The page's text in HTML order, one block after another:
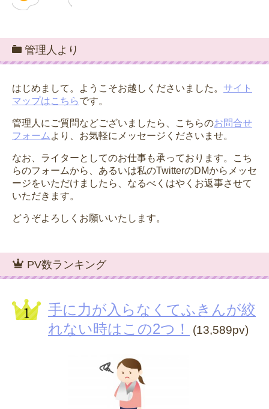
管理人より
はじめまして。ようこそお越しくださいました。 サイト
マップはこちらです。
管理人にご質問などございましたら、こちらのお問合せ
フォーム より、お気軽にメッセージくださいませ。
なお、ライターとしてのお仕事も承っております。こち
らのフォームから、あるいは私のTwitterのDMからメッセ
ージをいただけましたら、なるべくはやくお返事させて
いただきます。
どうぞよろしくお願いいたします。
PV数ランキング
手に力が入らなくてふきんが絞
れない時はこの2つ！
(13,589pv)